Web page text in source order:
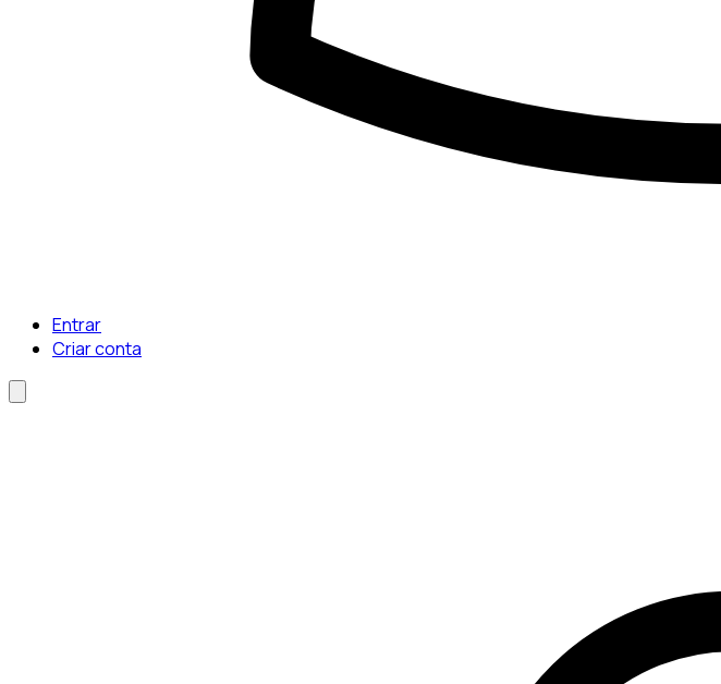
Entrar
Criar conta